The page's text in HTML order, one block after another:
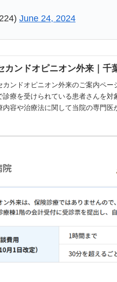
June 24, 2024
カンドオピニオン外来｜千
カンドオピニオン外来のご案内ペ
診療を受けられている患者さんを
内容や治療法に関して当院の専門医